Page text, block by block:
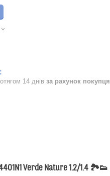
14 днів за рахунок покупця
Verde Nature 1.2/1.4 🏞️👟